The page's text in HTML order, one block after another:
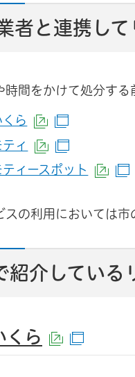
者と連携して
時間をかけて処分する
くら （外部サイト
ィ
（外部サイト
ティースポット
（
の利用においては市
紹介している
くら （外部